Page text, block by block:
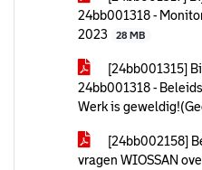
24bb001318 -
2023
28 MB
[24bb001315]
24bb001318 -
Werk is
[24bb002158]
vragen WIOSSAN